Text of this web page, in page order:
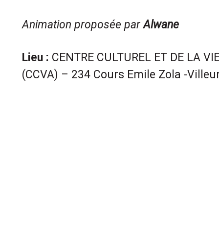
Animation proposée parAlwane
Lieu : CENTRE CULTUREL ET DE LA
(CCVA) – 234 Cours Emile Zola -